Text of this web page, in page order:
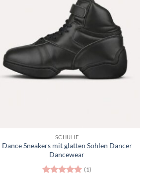
SCHUHE
Dance Sneakers mit glatten Sohlen Dancer
Dancewear
(1)